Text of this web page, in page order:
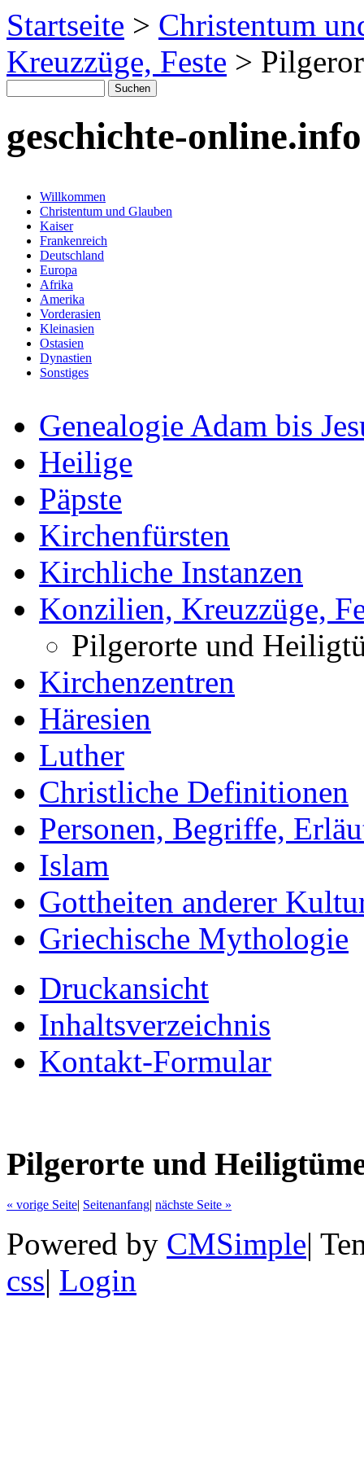
Startseite > Christentum
Kreuzzüge, Feste >
geschichte-online.info
Willkommen
Christentum und Glauben
Kaiser
Frankenreich
Deutschland
Europa
Afrika
Amerika
Vorderasien
Kleinasien
Ostasien
Dynastien
Sonstiges
Genealogie Adam bis
Heilige
Päpste
Kirchenfürsten
Kirchliche Instanzen
Konzilien, Kreuzzüge,
Pilgerorte und
Kirchenzentren
Häresien
Luther
Christliche Definitionen
Personen, Begriffe,
Islam
Gottheiten anderer
Griechische Mythologie
Druckansicht
Inhaltsverzeichnis
Kontakt-Formular
Pilgerorte und
« vorige Seite| Seitenanfang| nächste Seite »
Powered by CMSimple|
css| Login